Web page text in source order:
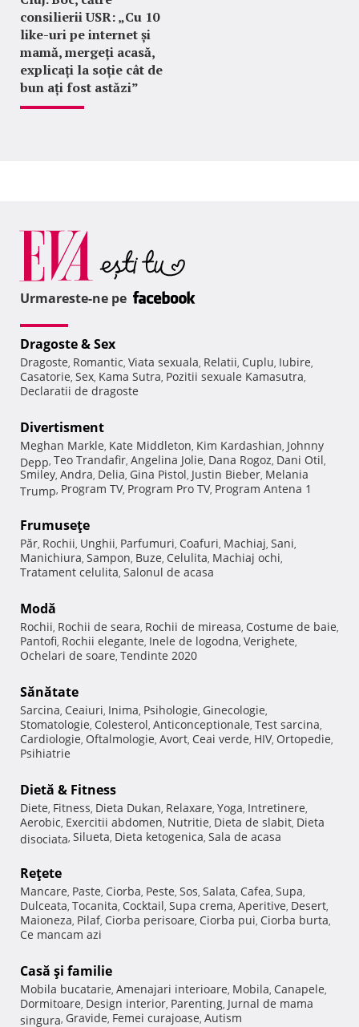
consilierii USR: „Cu 10
like-uri pe internet și
mamă, mergeți acasă,
explicați la soție cât de
bun ați fost astăzi”
Urmareste-ne pe
Dragoste & Sex
Dragoste, Romantic, Viata sexuala, Relatii, Cuplu, Iubire,
Casatorie, Sex, Kama Sutra, Pozitii sexuale Kamasutra,
Declaratii de dragoste
Divertisment
Meghan Markle, Kate Middleton, Kim Kardashian, Johnny
Depp, Teo Trandafir, Angelina Jolie, Dana Rogoz, Dani Otil,
Smiley, Andra, Delia, Gina Pistol, Justin Bieber, Melania
Trump, Program TV, Program Pro TV, Program Antena 1
Frumuseţe
Păr, Rochii, Unghii, Parfumuri, Coafuri, Machiaj, Sani,
Manichiura, Sampon, Buze, Celulita, Machiaj ochi,
Tratament celulita, Salonul de acasa
Modă
Rochii, Rochii de seara, Rochii de mireasa, Costume de baie,
Pantofi, Rochii elegante, Inele de logodna, Verighete,
Ochelari de soare, Tendinte 2020
Sănătate
Sarcina, Ceaiuri, Inima, Psihologie, Ginecologie,
Stomatologie, Colesterol, Anticonceptionale, Test sarcina,
Cardiologie, Oftalmologie, Avort, Ceai verde, HIV, Ortopedie,
Psihiatrie
Dietă & Fitness
Diete, Fitness, Dieta Dukan, Relaxare, Yoga, Intretinere,
Aerobic, Exercitii abdomen, Nutritie, Dieta de slabit, Dieta
disociata, Silueta, Dieta ketogenica, Sala de acasa
Reţete
Mancare, Paste, Ciorba, Peste, Sos, Salata, Cafea, Supa,
Dulceata, Tocanita, Cocktail, Supa crema, Aperitive, Desert,
Maioneza, Pilaf, Ciorba perisoare, Ciorba pui, Ciorba burta,
Ce mancam azi
Casă şi familie
Mobila bucatarie, Amenajari interioare, Mobila, Canapele,
Dormitoare, Design interior, Parenting, Jurnal de mama
singura, Gravide, Femei curajoase, Autism